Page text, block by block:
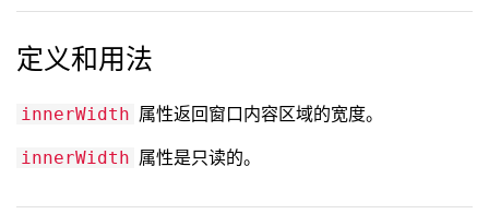
定义和用法
innerWidth 属性返回窗口内容区域的宽度。
innerWidth 属性是只读的。